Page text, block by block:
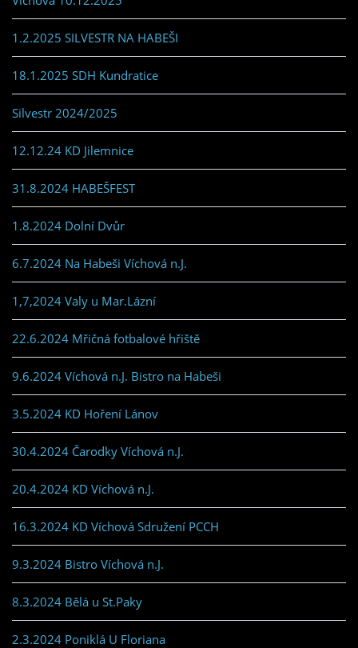
1.2.2025 SILVESTR NA HABEŠI
18.1.2025 SDH Kundratice
Silvestr 2024/2025
12.12.24 KD Jilemnice
31.8.2024 HABEŠFEST
1.8.2024 Dolní Dvůr
6.7.2024 Na Habeši Víchová n.J.
1,7,2024 Valy u Mar.Lázní
22.6.2024 Mřičná fotbalové hřiště
9.6.2024 Víchová n.J. Bistro na Habeši
3.5.2024 KD Hoření Lánov
30.4.2024 Čarodky Víchová n.J.
20.4.2024 KD Víchová n.J.
16.3.2024 KD Víchová Sdružení PCCH
9.3.2024 Bistro Víchová n.J.
8.3.2024 Bělá u St.Paky
2.3.2024 Poniklá U Floriana